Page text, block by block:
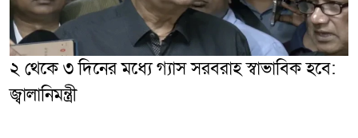
২ থেকে ৩ দিনের মধ্যে গ্যাস সরবরাহ স্বাভাবিক হবে:
জ্বালানিমন্ত্রী